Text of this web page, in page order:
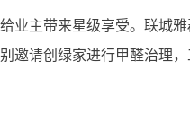
业主带来星级享受。联城雅
邀请创绿家进行甲醛治理